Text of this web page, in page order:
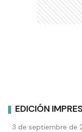
EDICIÓN
3 de septiembre de